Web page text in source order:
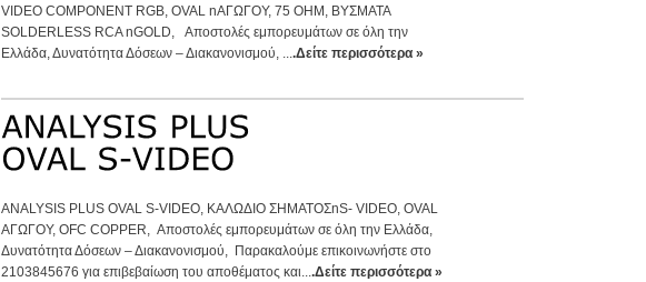
VIDEO COMPONENT RGB, OVAL nΑΓΩΓΟΥ, 75 ΟΗΜ, BYΣΜΑΤΑ
SOLDERLESS RCA nGOLD, Αποστολές εμπορευμάτων σε όλη την
Ελλάδα, Δυνατότητα Δόσεων – Διακανονισμού, ....Δείτε περισσότερα »
ANALYSIS PLUS OVAL S-VIDEO, ΚΑΛΩΔΙΟ ΣΗΜΑΤΟΣnS- VIDEO, OVAL
ΑΓΩΓΟΥ, OFC COPPER, Αποστολές εμπορευμάτων σε όλη την Ελλάδα,
Δυνατότητα Δόσεων – Διακανονισμού, Παρακαλούμε επικοινωνήστε στο
2103845676 για επιβεβαίωση του αποθέματος και....Δείτε περισσότερα »